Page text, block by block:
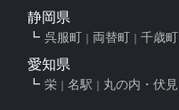
静岡県
呉服町 両替町 千歳町
愛知県
栄 名駅 丸の内・伏見